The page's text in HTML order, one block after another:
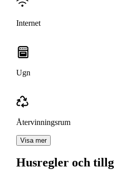
Internet
Ugn
Återvinningsrum
Visa mer
Husregler och